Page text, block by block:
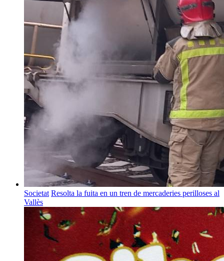
Societat Resolta la fuita en un tren de mercaderies perilloses al
Vallès